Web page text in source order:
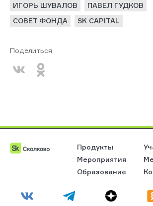
ИГОРЬ ШУВАЛОВ
ПАВЕЛ ГУДКОВ
СОВЕТ ФОНДА
SK CAPITAL
Поделиться
Продукты
Мероприятия
Образование